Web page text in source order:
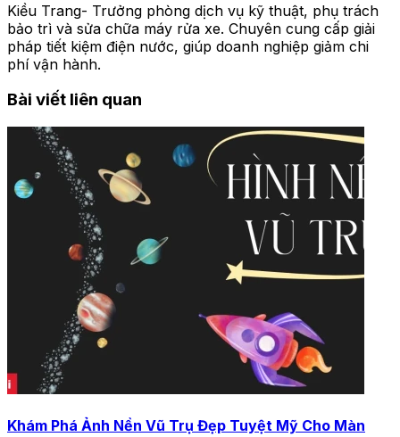
Kiều Trang- Trưởng phòng dịch vụ kỹ thuật, phụ trách
bảo trì và sửa chữa máy rửa xe. Chuyên cung cấp giải
pháp tiết kiệm điện nước, giúp doanh nghiệp giảm chi
phí vận hành.
Bài viết liên quan
Khám Phá Ảnh Nền Vũ Trụ Đẹp Tuyệt Mỹ Cho Màn